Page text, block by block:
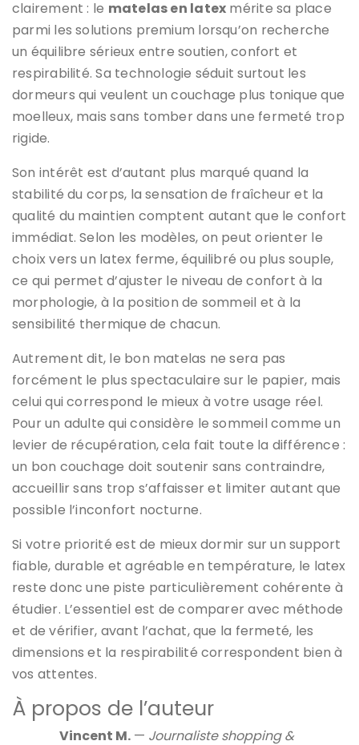
clairement : le matelas en latex mérite sa place
parmi les solutions premium lorsqu’on recherche
un équilibre sérieux entre soutien, confort et
respirabilité. Sa technologie séduit surtout les
dormeurs qui veulent un couchage plus tonique que
moelleux, mais sans tomber dans une fermeté trop
rigide.
Son intérêt est d’autant plus marqué quand la
stabilité du corps, la sensation de fraîcheur et la
qualité du maintien comptent autant que le confort
immédiat. Selon les modèles, on peut orienter le
choix vers un latex ferme, équilibré ou plus souple,
ce qui permet d’ajuster le niveau de confort à la
morphologie, à la position de sommeil et à la
sensibilité thermique de chacun.
Autrement dit, le bon matelas ne sera pas
forcément le plus spectaculaire sur le papier, mais
celui qui correspond le mieux à votre usage réel.
Pour un adulte qui considère le sommeil comme un
levier de récupération, cela fait toute la différence :
un bon couchage doit soutenir sans contraindre,
accueillir sans trop s’affaisser et limiter autant que
possible l’inconfort nocturne.
Si votre priorité est de mieux dormir sur un support
fiable, durable et agréable en température, le latex
reste donc une piste particulièrement cohérente à
étudier. L’essentiel est de comparer avec méthode
et de vérifier, avant l’achat, que la fermeté, les
dimensions et la respirabilité correspondent bien à
vos attentes.
À propos de l’auteur
Vincent M. — Journaliste shopping &